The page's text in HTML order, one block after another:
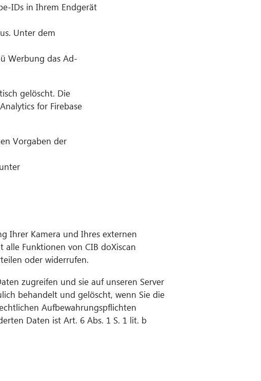
IDs in Ihrem Endgerät
Unter dem
Werbung das Ad-
gelöscht. Die
for Firebase
Vorgaben der
Ihrer Kamera und Ihres externen
Funktionen von CIB doXiscan
oder widerrufen.
zugreifen und sie auf unseren Server
behandelt und gelöscht, wenn Sie die
Aufbewahrungspflichten
Daten ist Art. 6 Abs. 1 S. 1 lit. b
CIB AI ChatBot
Olá! O que posso fazer por si?